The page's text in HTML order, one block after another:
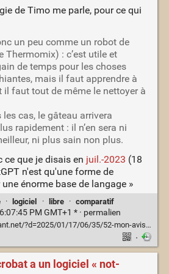
de Timo me parle, pour ce qui
un peu comme un robot de
Thermomix) : c’est utile et
de temps pour les choses
mais il faut apprendre à
il faut tout de même le nettoyer à
les cas, le gâteau arrivera
rapidement : il n’en sera ni
ni plus sain non plus.
ce que je disais en juil.-2023 (18
n'est qu'une forme de
énorme base de langage »
· logiciel · libre · comparatif
PM GMT+1 * · permalien
17/06/35/52-mon-avis-sur-chatgpt-et-les-autres-ia-generatives
·
a un logiciel « not-